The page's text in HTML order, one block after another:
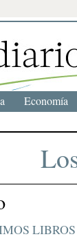
LIBROS
Economía